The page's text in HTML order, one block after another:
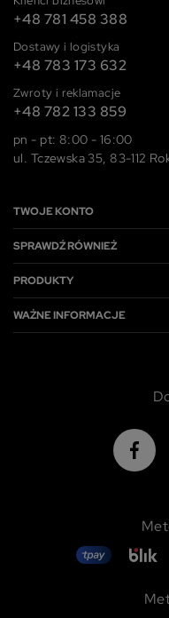
+48 781 458 388
Dostawy i logistyka
+48 783 173 632
Zwroty i reklamacje
+48 782 133 859
pn - pt: 8:00 - 16:00
ul. Tczewska 35, 83-112
TWOJE KONTO
SPRAWDŹ RÓWNIEŻ
PRODUKTY
WAŻNE INFORMACJE